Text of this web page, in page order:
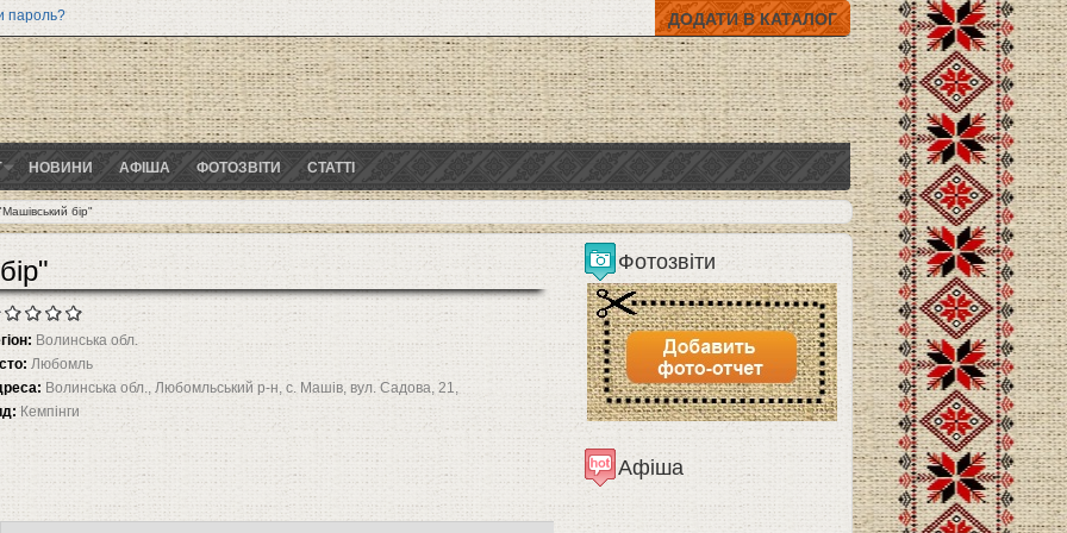
пароль? ДОДАТИ В КАТАЛОГ
НОВИНИ АФІША ФОТОЗВІТИ СТАТТІ
бір"
Волинська обл.
Любомль
Волинська обл., Любомльський р-н, с. Машів, вул. Садова, 21,
Кемпінги
Фотозвіти
Афіша